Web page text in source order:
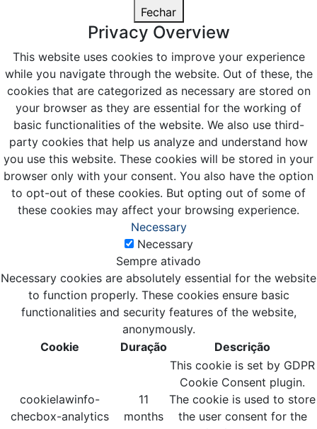
Fechar
Privacy Overview
This website uses cookies to improve your experience
while you navigate through the website. Out of these, the
cookies that are categorized as necessary are stored on
your browser as they are essential for the working of
basic functionalities of the website. We also use third-
party cookies that help us analyze and understand how
you use this website. These cookies will be stored in your
browser only with your consent. You also have the option
to opt-out of these cookies. But opting out of some of
these cookies may affect your browsing experience.
Necessary
Necessary
Sempre ativado
Necessary cookies are absolutely essential for the website
to function properly. These cookies ensure basic
functionalities and security features of the website,
anonymously.
Cookie
Duração Descrição
cookielawinfo-
checbox-analytics
11
months
This cookie is set by GDPR
Cookie Consent plugin.
The cookie is used to store
the user consent for the